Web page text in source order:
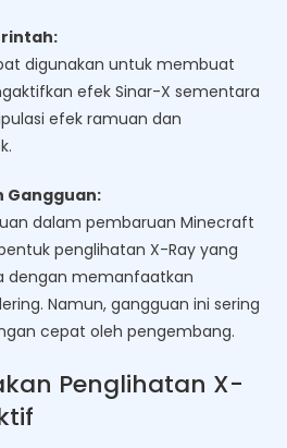
digunakan untuk membuat
efek Sinar-X sementara
efek ramuan dan
Gangguan:
dalam pembaruan Minecraft
penglihatan X-Ray yang
dengan memanfaatkan
Namun, gangguan ini sering
cepat oleh pengembang.
Penglihatan X-